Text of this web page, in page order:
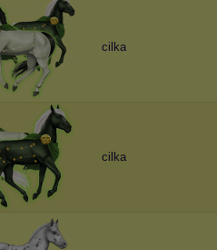
cilka
cilka